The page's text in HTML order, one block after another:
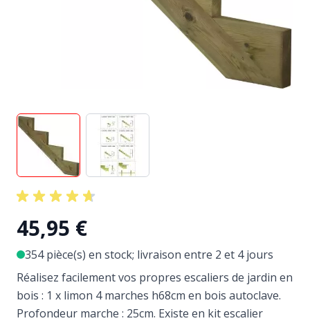
View larger imageView larger image
45,95 €
354 pièce(s) en stock; livraison entre 2 et 4 jours
Réalisez facilement vos propres escaliers de jardin en
bois : 1 x limon 4 marches h68cm en bois autoclave.
Profondeur marche : 25cm. Existe en kit escalier